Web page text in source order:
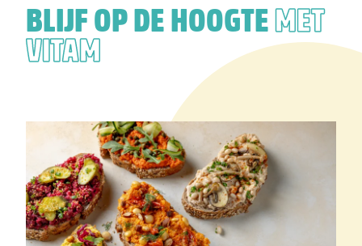
BLIJF OP DE HOOGTEMET
VITAM